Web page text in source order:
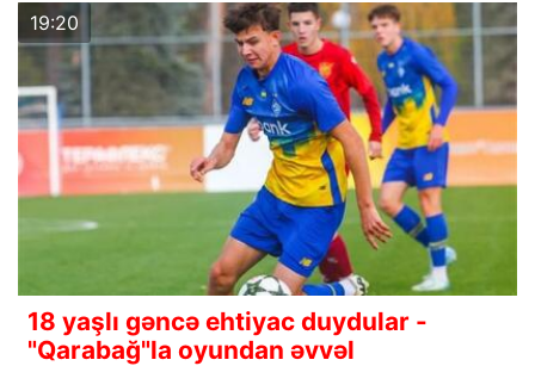
19:20
18 yaşlı gəncə ehtiyac duydular -
"Qarabağ"la oyundan əvvəl